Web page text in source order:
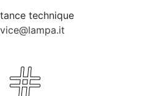
technique